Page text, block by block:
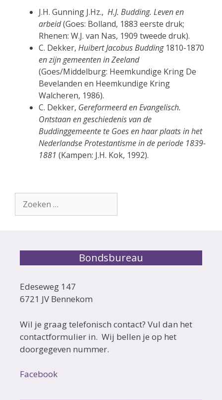
J.H. Gunning J.Hz., H.J. Budding. Leven en
arbeid(Goes: Bolland, 1883 eerste druk;
Rhenen: W.J. van Nas, 1909 tweede druk).
C. Dekker, Huibert Jacobus Budding1810-1870
en zijn gemeenten in Zeeland
(Goes/Middelburg: Heemkundige Kring De
Bevelanden en Heemkundige Kring
Walcheren, 1986).
C. Dekker, Gereformeerd en Evangelisch.
Ontstaan en geschiedenis van de
Buddinggemeente te Goes en haar plaats in het
Nederlandse Protestantisme in de periode 1839-
1881 (Kampen: J.H. Kok, 1992).
Zoek
naar:
Bondsbureau
Edeseweg 147
6721 JV Bennekom
Wil je graag telefonisch contact? Vul dan het
contactformulier in. Wij bellen je op het
doorgegeven nummer.
Facebook